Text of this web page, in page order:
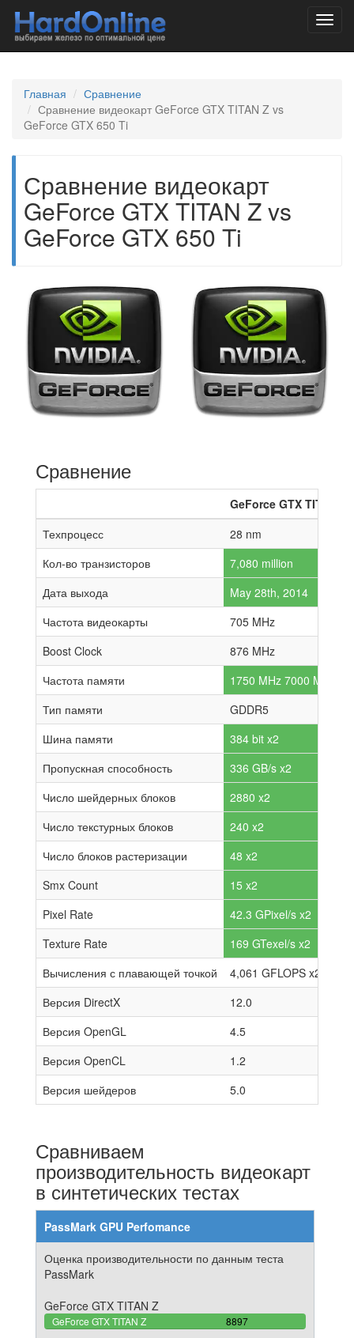
Главная
Сравнение
Сравнение видеокарт GeForce GTX TITAN Z vs
GeForce GTX 650 Ti
Сравнение видеокарт
GeForce GTX TITAN Z vs
GeForce GTX 650 Ti
Сравнение
GeForce GTX TITAN Z
Техпроцесс
28 nm
Кол-во транзисторов
7,080 million
Дата выхода
May 28th, 2014
Частота видеокарты
705 MHz
Boost Clock
876 MHz
Частота памяти
1750 MHz 7000 MHz
Тип памяти
GDDR5
Шина памяти
384 bit x2
Пропускная способность
336 GB/s x2
Число шейдерных блоков
2880 x2
Число текстурных блоков
240 x2
Число блоков растеризации
48 x2
Smx Count
15 x2
Pixel Rate
42.3 GPixel/s x2
Texture Rate
169 GTexel/s x2
Вычисления с плавающей точкой
4,061 GFLOPS x2
Версия DirectX
12.0
Версия OpenGL
4.5
Версия OpenCL
1.2
Версия шейдеров
5.0
Сравниваем
производительность видеокарт
в синтетических тестах
PassMark GPU Perfomance
Оценка производительности по данным теста
PassMark
GeForce GTX TITAN Z
GeForce GTX TITAN Z 8897
100%